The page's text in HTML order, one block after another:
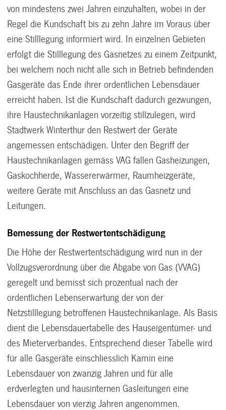
von mindestens zwei Jahren einzuhalten, wobei in der
Regel die Kundschaft bis zu zehn Jahre im Voraus über
eine Stilllegung informiert wird. In einzelnen Gebieten
erfolgt die Stilllegung des Gasnetzes zu einem Zeitpunkt,
bei welchem noch nicht alle sich in Betrieb befindenden
Gasgeräte das Ende ihrer ordentlichen Lebensdauer
erreicht haben. Ist die Kundschaft dadurch gezwungen,
ihre Haustechnikanlagen vorzeitig stillzulegen, wird
Stadtwerk Winterthur den Restwert der Geräte
angemessen entschädigen. Unter den Begriff der
Haustechnikanlagen gemäss VAG fallen Gasheizungen,
Gaskochherde, Wassererwärmer, Raumheizgeräte,
weitere Geräte mit Anschluss an das Gasnetz und
Leitungen.
Bemessung der Restwertentschädigung
Die Höhe der Restwertentschädigung wird nun in der
Vollzugsverordnung über die Abgabe von Gas (VVAG)
geregelt und bemisst sich prozentual nach der
ordentlichen Lebenserwartung der von der
Netzstilllegung betroffenen Haustechnikanlage. Als Basis
dient die Lebensdauertabelle des Hauseigentümer- und
des Mieterverbandes. Entsprechend dieser Tabelle wird
für alle Gasgeräte einschliesslich Kamin eine
Lebensdauer von zwanzig Jahren und für alle
erdverlegten und hausinternen Gasleitungen eine
Lebensdauer von vierzig Jahren angenommen.